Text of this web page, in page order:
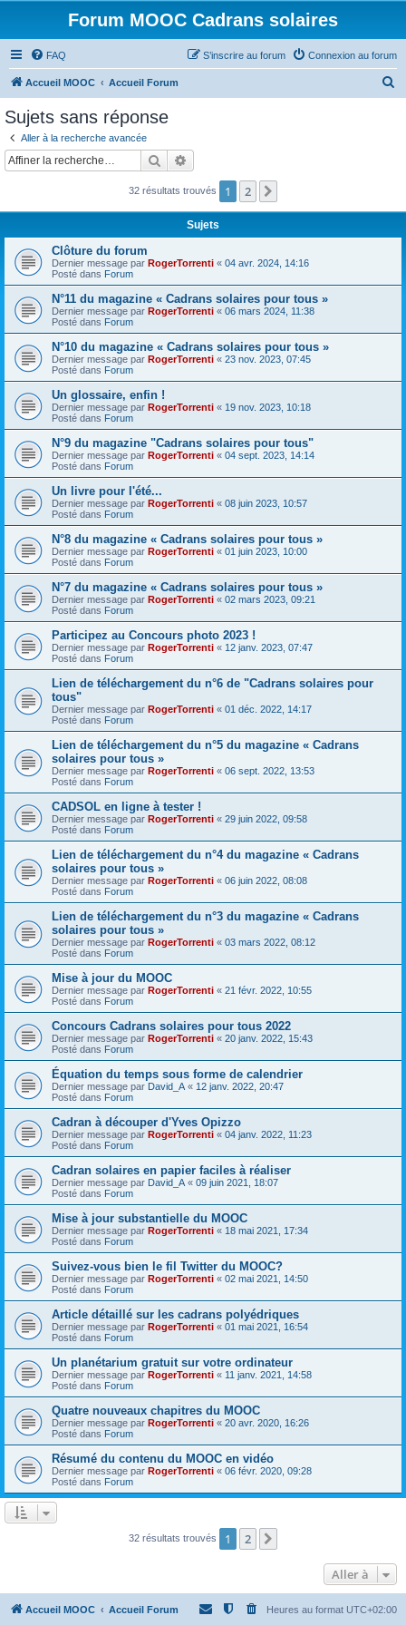
Forum MOOC Cadrans solaires
FAQ Connexion au forum
S’inscrire au forum
Accueil MOOC Accueil Forum
c
Sujets sans réponse
Aller à la recherche avancée
Rechercher
32 résultats trouvés 1 2
Sujets
Clôture du forum
Dernier message par RogerTorrenti « 04 avr. 2024, 14:16
Posté dans Forum
N°11 du magazine « Cadrans solaires pour tous »
Dernier message par RogerTorrenti « 06 mars 2024, 11:38
Posté dans Forum
N°10 du magazine « Cadrans solaires pour tous »
Dernier message par RogerTorrenti « 23 nov. 2023, 07:45
Posté dans Forum
Un glossaire, enfin !
Dernier message par RogerTorrenti « 19 nov. 2023, 10:18
Posté dans Forum
N°9 du magazine "Cadrans solaires pour tous"
Dernier message par RogerTorrenti « 04 sept. 2023, 14:14
Posté dans Forum
Un livre pour l'été...
Dernier message par RogerTorrenti « 08 juin 2023, 10:57
Posté dans Forum
N°8 du magazine « Cadrans solaires pour tous »
Dernier message par RogerTorrenti « 01 juin 2023, 10:00
Posté dans Forum
N°7 du magazine « Cadrans solaires pour tous »
Dernier message par RogerTorrenti « 02 mars 2023, 09:21
Posté dans Forum
Participez au Concours photo 2023 !
Dernier message par RogerTorrenti « 12 janv. 2023, 07:47
Posté dans Forum
Lien de téléchargement du n°6 de "Cadrans solaires pour
tous"
Dernier message par RogerTorrenti « 01 déc. 2022, 14:17
Posté dans Forum
Lien de téléchargement du n°5 du magazine « Cadrans
solaires pour tous »
Dernier message par RogerTorrenti « 06 sept. 2022, 13:53
Posté dans Forum
CADSOL en ligne à tester !
Dernier message par RogerTorrenti « 29 juin 2022, 09:58
Posté dans Forum
Lien de téléchargement du n°4 du magazine « Cadrans
solaires pour tous »
Dernier message par RogerTorrenti « 06 juin 2022, 08:08
Posté dans Forum
Lien de téléchargement du n°3 du magazine « Cadrans
solaires pour tous »
Dernier message par RogerTorrenti « 03 mars 2022, 08:12
Posté dans Forum
Mise à jour du MOOC
Dernier message par RogerTorrenti « 21 févr. 2022, 10:55
Posté dans Forum
Concours Cadrans solaires pour tous 2022
Dernier message par RogerTorrenti « 20 janv. 2022, 15:43
Posté dans Forum
Équation du temps sous forme de calendrier
Dernier message par David_A « 12 janv. 2022, 20:47
Posté dans Forum
Cadran à découper d'Yves Opizzo
Dernier message par RogerTorrenti « 04 janv. 2022, 11:23
Posté dans Forum
Cadran solaires en papier faciles à réaliser
Dernier message par David_A « 09 juin 2021, 18:07
Posté dans Forum
Mise à jour substantielle du MOOC
Dernier message par RogerTorrenti « 18 mai 2021, 17:34
Posté dans Forum
Suivez-vous bien le fil Twitter du MOOC?
Dernier message par RogerTorrenti « 02 mai 2021, 14:50
Posté dans Forum
Article détaillé sur les cadrans polyédriques
Dernier message par RogerTorrenti « 01 mai 2021, 16:54
Posté dans Forum
Un planétarium gratuit sur votre ordinateur
Dernier message par RogerTorrenti « 11 janv. 2021, 14:58
Posté dans Forum
Quatre nouveaux chapitres du MOOC
Dernier message par RogerTorrenti « 20 avr. 2020, 16:26
Posté dans Forum
Résumé du contenu du MOOC en vidéo
Dernier message par RogerTorrenti « 06 févr. 2020, 09:28
Posté dans Forum
32 résultats trouvés 1 2
Aller à
Accueil MOOC Accueil Forum Heures au format UTC+02:00